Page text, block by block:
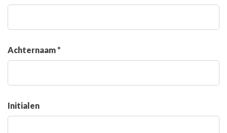
Achternaam *
Initialen